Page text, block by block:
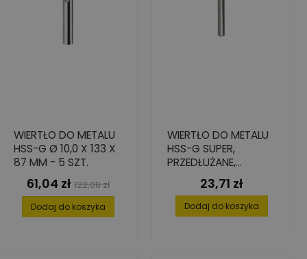
WIERTŁO DO METALU
HSS-G Ø 10,0 X 133 X
87 MM - 5 SZT.
Cena
61,04 zł Cena
podstawowa
122,08 zł
Dodaj do koszyka
WIERTŁO DO METALU
HSS-G SUPER,
PRZEDŁUŻANE,
8,0X109/165
Cena
23,71 zł
Dodaj do koszyka